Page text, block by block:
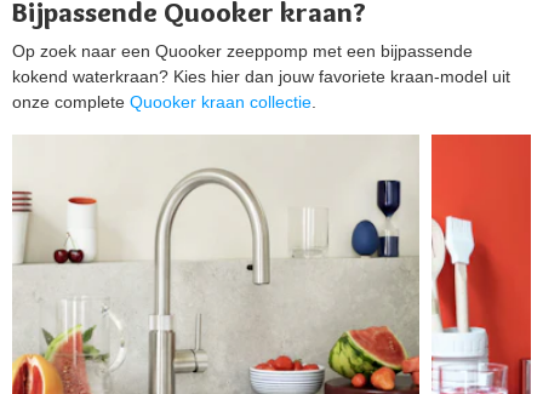
Bijpassende Quooker kraan?
Op zoek naar een Quooker zeeppomp met een bijpassende
kokend waterkraan? Kies hier dan jouw favoriete kraan-model uit
onze complete Quooker kraan collectie